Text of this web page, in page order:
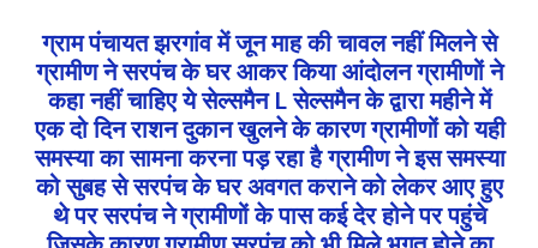
ग्राम पंचायत झरगांव में जून माह की चावल नहीं मिलने से
ग्रामीण ने सरपंच के घर आकर किया आंदोलन ग्रामीणों ने
कहा नहीं चाहिए ये सेल्समैन L सेल्समैन के द्वारा महीने में
एक दो दिन राशन दुकान खुलने के कारण ग्रामीणों को यही
समस्या का सामना करना पड़ रहा है ग्रामीण ने इस समस्या
को सुबह से सरपंच के घर अवगत कराने को लेकर आए हुए
थे पर सरपंच ने ग्रामीणों के पास कई देर होने पर पहुंचे